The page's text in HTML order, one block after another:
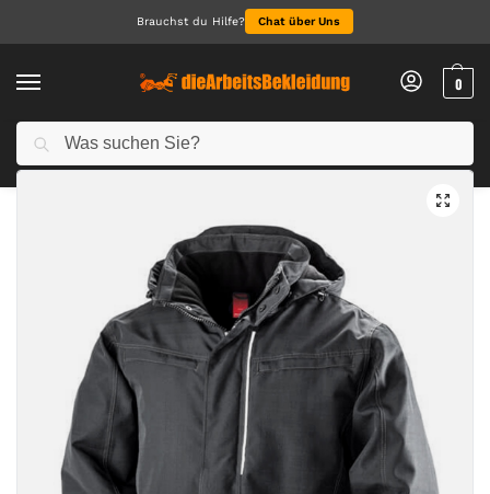
Brauchst du Hilfe? Chat über Uns
0
Start Alle Jacken / Jacken /